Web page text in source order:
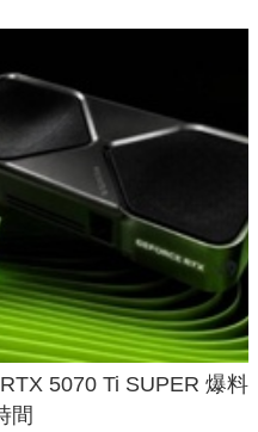
5070 Ti SUPER 爆料
間